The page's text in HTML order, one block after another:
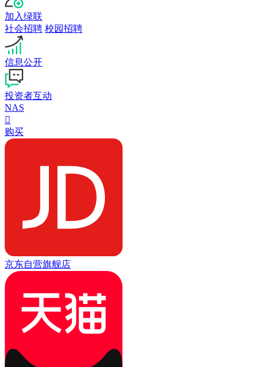
加入绿联
社会招聘 校园招聘
信息公开
投资者互动
NAS

购买
京东自营旗舰店